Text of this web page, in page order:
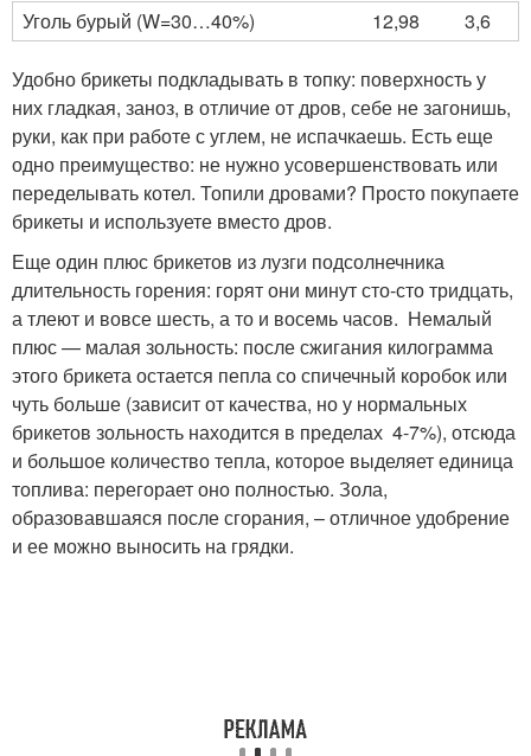
Уголь бурый (W=30…40%)
12,98 3,6
Удобно брикеты подкладывать в топку: поверхность у
них гладкая, заноз, в отличие от дров, себе не загонишь,
руки, как при работе с углем, не испачкаешь. Есть еще
одно преимущество: не нужно усовершенствовать или
переделывать котел. Топили дровами? Просто покупаете
брикеты и используете вместо дров.
Еще один плюс брикетов из лузги подсолнечника
длительность горения: горят они минут сто-сто тридцать,
а тлеют и вовсе шесть, а то и восемь часов. Немалый
плюс — малая зольность: после сжигания килограмма
этого брикета остается пепла со спичечный коробок или
чуть больше (зависит от качества, но у нормальных
брикетов зольность находится в пределах 4-7%), отсюда
и большое количество тепла, которое выделяет единица
топлива: перегорает оно полностью. Зола,
образовавшаяся после сгорания, – отличное удобрение
и ее можно выносить на грядки.